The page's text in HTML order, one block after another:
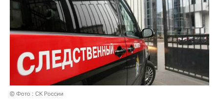
© Фото : СК России